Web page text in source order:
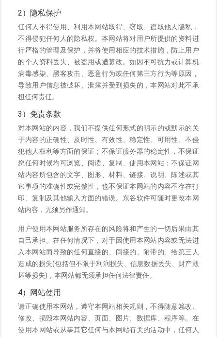
2）隐私保护
任何人不得使用、利用本网站取得、窃取、盗取他人隐私，
不得侵犯任何人的隐私权。本网站将对用户所提供的资料进
行严格的管理及保护，并将使用相应的技术措施，防止用户
的个人资料丢失、被盗用或遭篡改。如因不可抗力或计算机
病毒感染、黑客攻击、恶意行为或任何第三方行为等原因，
导致用户信息被破坏、泄露并受到损失的，本网站对此不承
担任何责任。
3）免责条款
对本网站的内容，我们不提供任何形式的明示的或默示的关
于内容的正确性、及时性、有效性、稳定性、可用性、不侵
犯他人权利等方面的保证；不保证服务器的稳定性，不保证
您任何时候均可浏览、阅读、复制、使用本网站；不保证网
站内容所包含的文字、图形、材料、链接、说明、陈述或其
它事项的准确性或完整性，也不保证本网站的内容不存在打
印、复制及其他输入方面的错误。东谷软件可随时更改本网
站内容，无须另作通知。
用户使用本网站服务所存在的风险将和产生的一切后果由其
自己承担。在任何情况下，对于因使用本网站内容或无法进
入本网站而导致的任何直接的、间接的、附带的、给第三人
造成的损失(包括但不限于利润损失、信息数据丢失、财产毁
坏等损失)，本网站都无须承担任何法律责任。
4）网站使用
请正确使用本网站，遵守本网站相关规则，不得随意篡改、
修改、损毁本网站内容、页面、图片、数据库、程序等。在
使用本网站或从事其它任何与本网站有关的活动中，任何人